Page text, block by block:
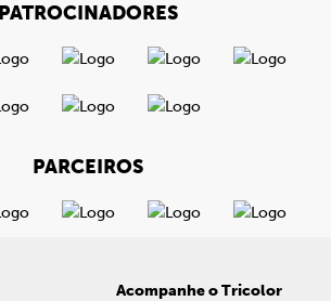
PATROCINADORES
PARCEIROS
Acompanhe o Tricolor